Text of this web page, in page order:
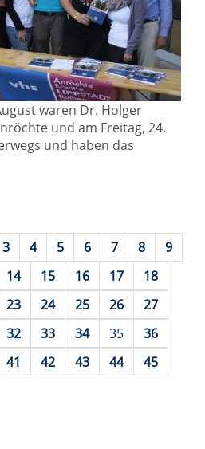
waren Dr. Holger
und am Freitag, 24.
und haben das
3 4 5 6 7 8
9
14 15 16 17
18
23 24 25 26
27
32 33 34 35
36
41 42 43 44
45